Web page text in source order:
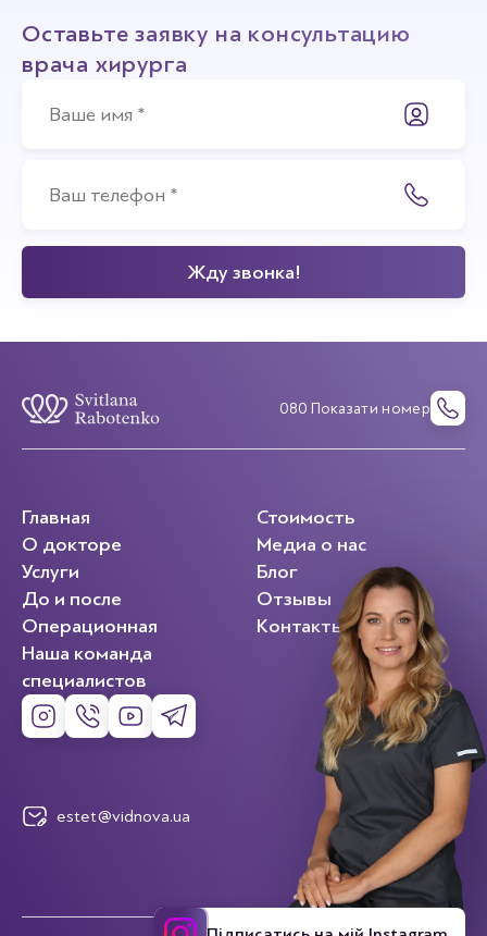
Оставьте заявку на консультацию
врача хирурга
080 Показати номер
Главная
О докторе
Услуги
До и после
Операционная
Наша команда
специалистов
Стоимость
Медиа о нас
Блог
Отзывы
Контакты
estet@vidnova.ua